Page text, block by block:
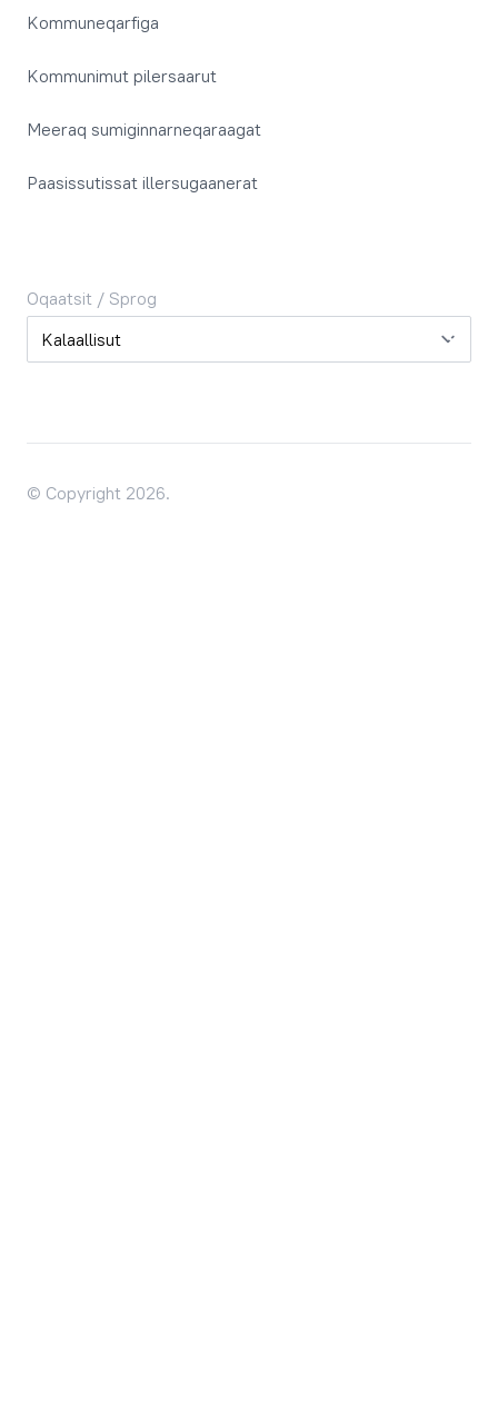
Kommuneqarfiga
Kommunimut pilersaarut
Meeraq sumiginnarneqaraagat
Paasissutissat illersugaanerat
Oqaatsit / Sprog
Oqaatsit / Sprog
© Copyright 2026.